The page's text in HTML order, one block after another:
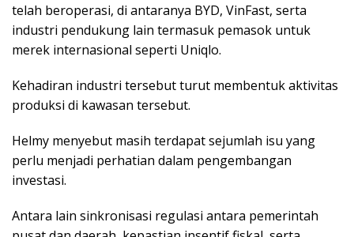
telah beroperasi, di antaranya BYD, VinFast, serta
industri pendukung lain termasuk pemasok untuk
merek internasional seperti Uniqlo.
Kehadiran industri tersebut turut membentuk aktivitas
produksi di kawasan tersebut.
Helmy menyebut masih terdapat sejumlah isu yang
perlu menjadi perhatian dalam pengembangan
investasi.
Antara lain sinkronisasi regulasi antara pemerintah